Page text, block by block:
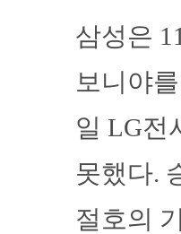
삼성은
보니야
일 LG전
못했다.
절호의